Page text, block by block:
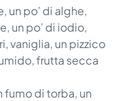
un po’ di alghe,
un po’ di iodio,
vaniglia, un pizzico
frutta secca
fumo di torba, un